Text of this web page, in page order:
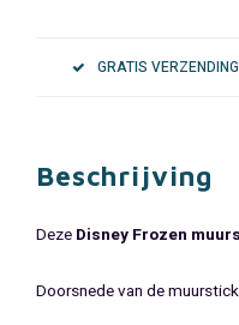
GRATIS
Beschrijving
Deze Disney Frozen
Doorsnede van de